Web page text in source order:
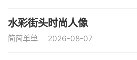
水彩街头时尚人像
简简单单 2026-08-07